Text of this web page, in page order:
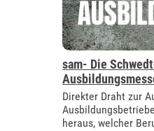
sam- Die
Direkter Draht zur
heraus, welcher